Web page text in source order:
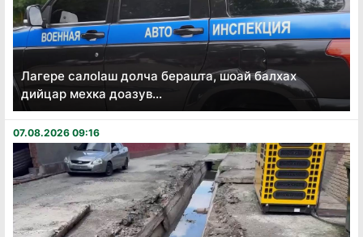
Лагере салоӏаш долча берашта, шоай балхах
дийцар мехка доазув...
07.08.2026 09:16